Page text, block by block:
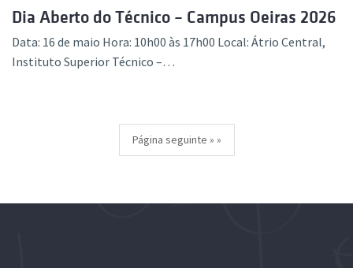
Dia Aberto do Técnico – Campus Oeiras 2026
Data: 16 de maio Hora: 10h00 às 17h00 Local: Átrio Central,
Instituto Superior Técnico –…
Página seguinte »